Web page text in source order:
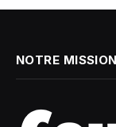
NOTRE MISSION